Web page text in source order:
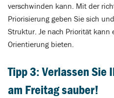
verschwinden kann. Mit der
Priorisierung geben Sie sich
Struktur. Je nach Priorität kann
Orientierung bieten.
Tipp 3: Verlassen Sie
am Freitag sauber!